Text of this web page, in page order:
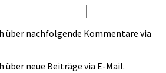
über nachfolgende Kommentare via
über neue Beiträge via E-Mail.